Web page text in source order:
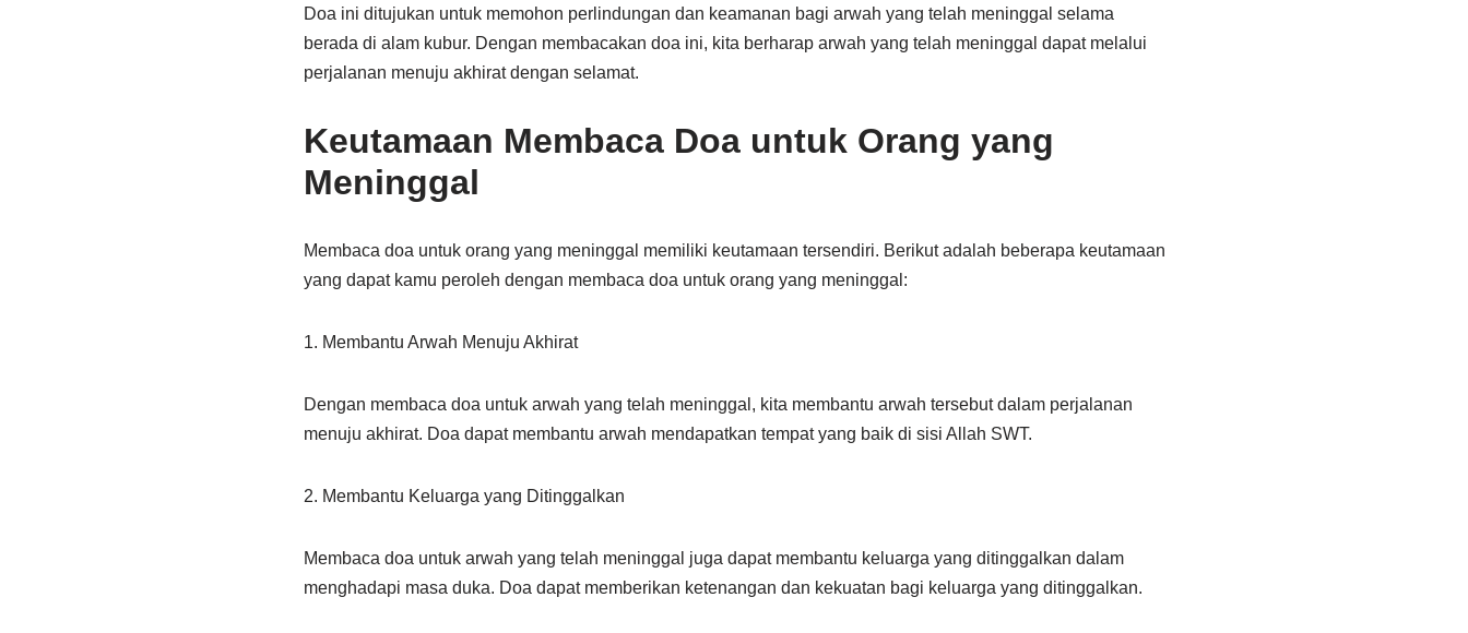
Doa ini ditujukan untuk memohon perlindungan dan keamanan bagi arwah yang telah meninggal selama
berada di alam kubur. Dengan membacakan doa ini, kita berharap arwah yang telah meninggal dapat melalui
perjalanan menuju akhirat dengan selamat.
Keutamaan Membaca Doa untuk Orang yang
Meninggal
Membaca doa untuk orang yang meninggal memiliki keutamaan tersendiri. Berikut adalah beberapa keutamaan
yang dapat kamu peroleh dengan membaca doa untuk orang yang meninggal:
1. Membantu Arwah Menuju Akhirat
Dengan membaca doa untuk arwah yang telah meninggal, kita membantu arwah tersebut dalam perjalanan
menuju akhirat. Doa dapat membantu arwah mendapatkan tempat yang baik di sisi Allah SWT.
2. Membantu Keluarga yang Ditinggalkan
Membaca doa untuk arwah yang telah meninggal juga dapat membantu keluarga yang ditinggalkan dalam
menghadapi masa duka. Doa dapat memberikan ketenangan dan kekuatan bagi keluarga yang ditinggalkan.